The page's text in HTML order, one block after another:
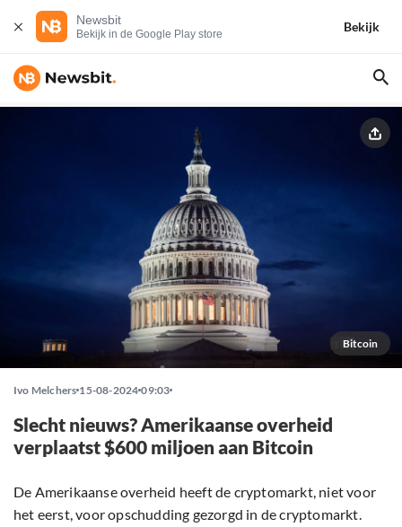
Newsbit
Bekijk in de Google Play store
Bekijk
Bitcoin
Ivo Melchers 15-08-2024 09:03
Slecht nieuws? Amerikaanse overheid
verplaatst $600 miljoen aan Bitcoin
De Amerikaanse overheid heeft de cryptomarkt, niet voor
het eerst, voor opschudding gezorgd in de cryptomarkt.